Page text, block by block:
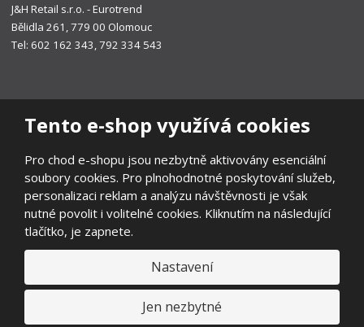
Tento e-shop využívá cookies
Pro chod e-shopu jsou nezbytně aktivovány esenciální
soubory cookies. Pro plnohodnotné poskytování služeb,
personalizaci reklam a analýzu návštěvnosti je však
nutné povolit i volitelné cookies. Kliknutím na následující
tlačítko, je zapnete.
Nastavení
Jen nezbytné
J&H Retail s.r.o. - Eurotrend
Bělidla 261, 779 00 Olomouc
Tel: 602 162 343, 792 334 543
Prohlášení o přístupnosti|Ochrana osobních údajů|Mapa stránek
Všeobecné obchodní podmínky|Ochrana oznamovatelů
Odstoupení od smlouvy